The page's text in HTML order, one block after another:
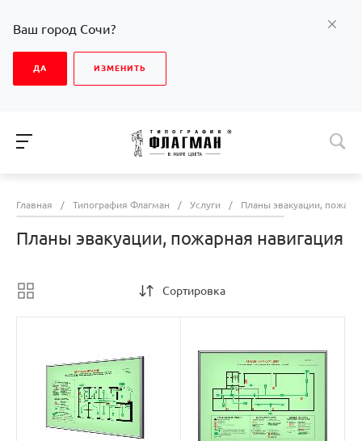
Ваш город Сочи?
ДА ИЗМЕНИТЬ
Главная / Типография Флагман / Услуги / Планы эвакуации,
Планы эвакуации, пожарная навигация
Сортировка